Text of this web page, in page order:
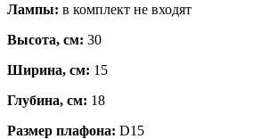
Лампы: в комплект не входят
Высота, см: 30
Ширина, см: 15
Глубина, см: 18
Размер плафона: D15